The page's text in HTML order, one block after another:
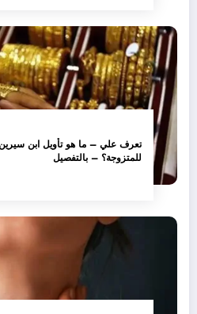
تعرف علي – ما هو تأويل ابن
للمتزوجة؟ – بالتفصيل